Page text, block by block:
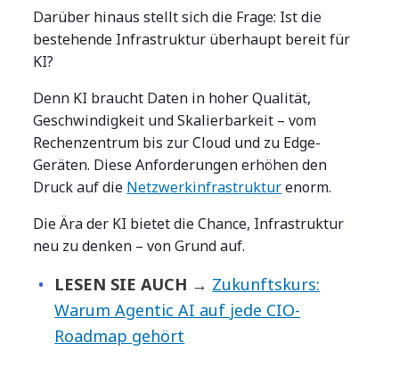
Darüber hinaus stellt sich die Frage: Ist die
bestehende Infrastruktur überhaupt bereit für
KI?
Denn KI braucht Daten in hoher Qualität,
Geschwindigkeit und Skalierbarkeit – vom
Rechenzentrum bis zur Cloud und zu Edge-
Geräten. Diese Anforderungen erhöhen den
Druck auf die Netzwerkinfrastrukturenorm.
Die Ära der KI bietet die Chance, Infrastruktur
neu zu denken – von Grund auf.
LESEN SIE AUCH → Zukunftskurs:
Warum Agentic AI auf jede CIO-
Roadmap gehört